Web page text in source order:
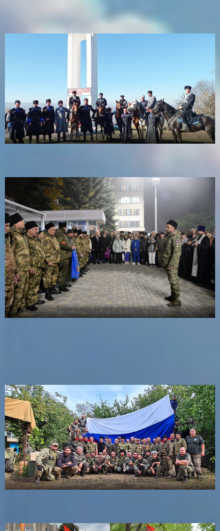
Акция ко Дню Победы-2021
Горячеводцы-добровольцы-2022
Батальон «Терек» с казаками